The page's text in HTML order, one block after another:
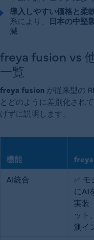
導入しやすい価格と柔
系により、
日本の中堅
減
freya fusion vs
一覧
freya fusion が従来型の
とどのように差別化され
げずに説明します。
機能
AI統合
✅ モ
にAI
実装
ット
測イ